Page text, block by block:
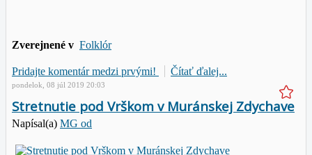
Zverejnené v Folklór
Pridajte komentár medzi prvými! Čítať ďalej...
pondelok, 08 júl 2019 20:03
Stretnutie pod Vrškom v Muránskej Zdychave
Napísal(a) MG od